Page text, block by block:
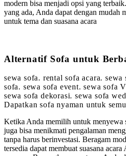
modern bisa menjadi opsi yang
yang ada, Anda dapat dengan mudah
untuk tema dan suasana acara
Alternatif Sofa untuk
sewa sofa. rental sofa acara.
sofa. sewa sofa event. sewa sofa
sewa sofa dekorasi. sewa sofa
Dapatkan sofa nyaman untuk
Ketika Anda memilih untuk menyewa
juga bisa menikmati pengalaman
tanpa harus berinvestasi. Beragam
tersedia dapat membuat suasana